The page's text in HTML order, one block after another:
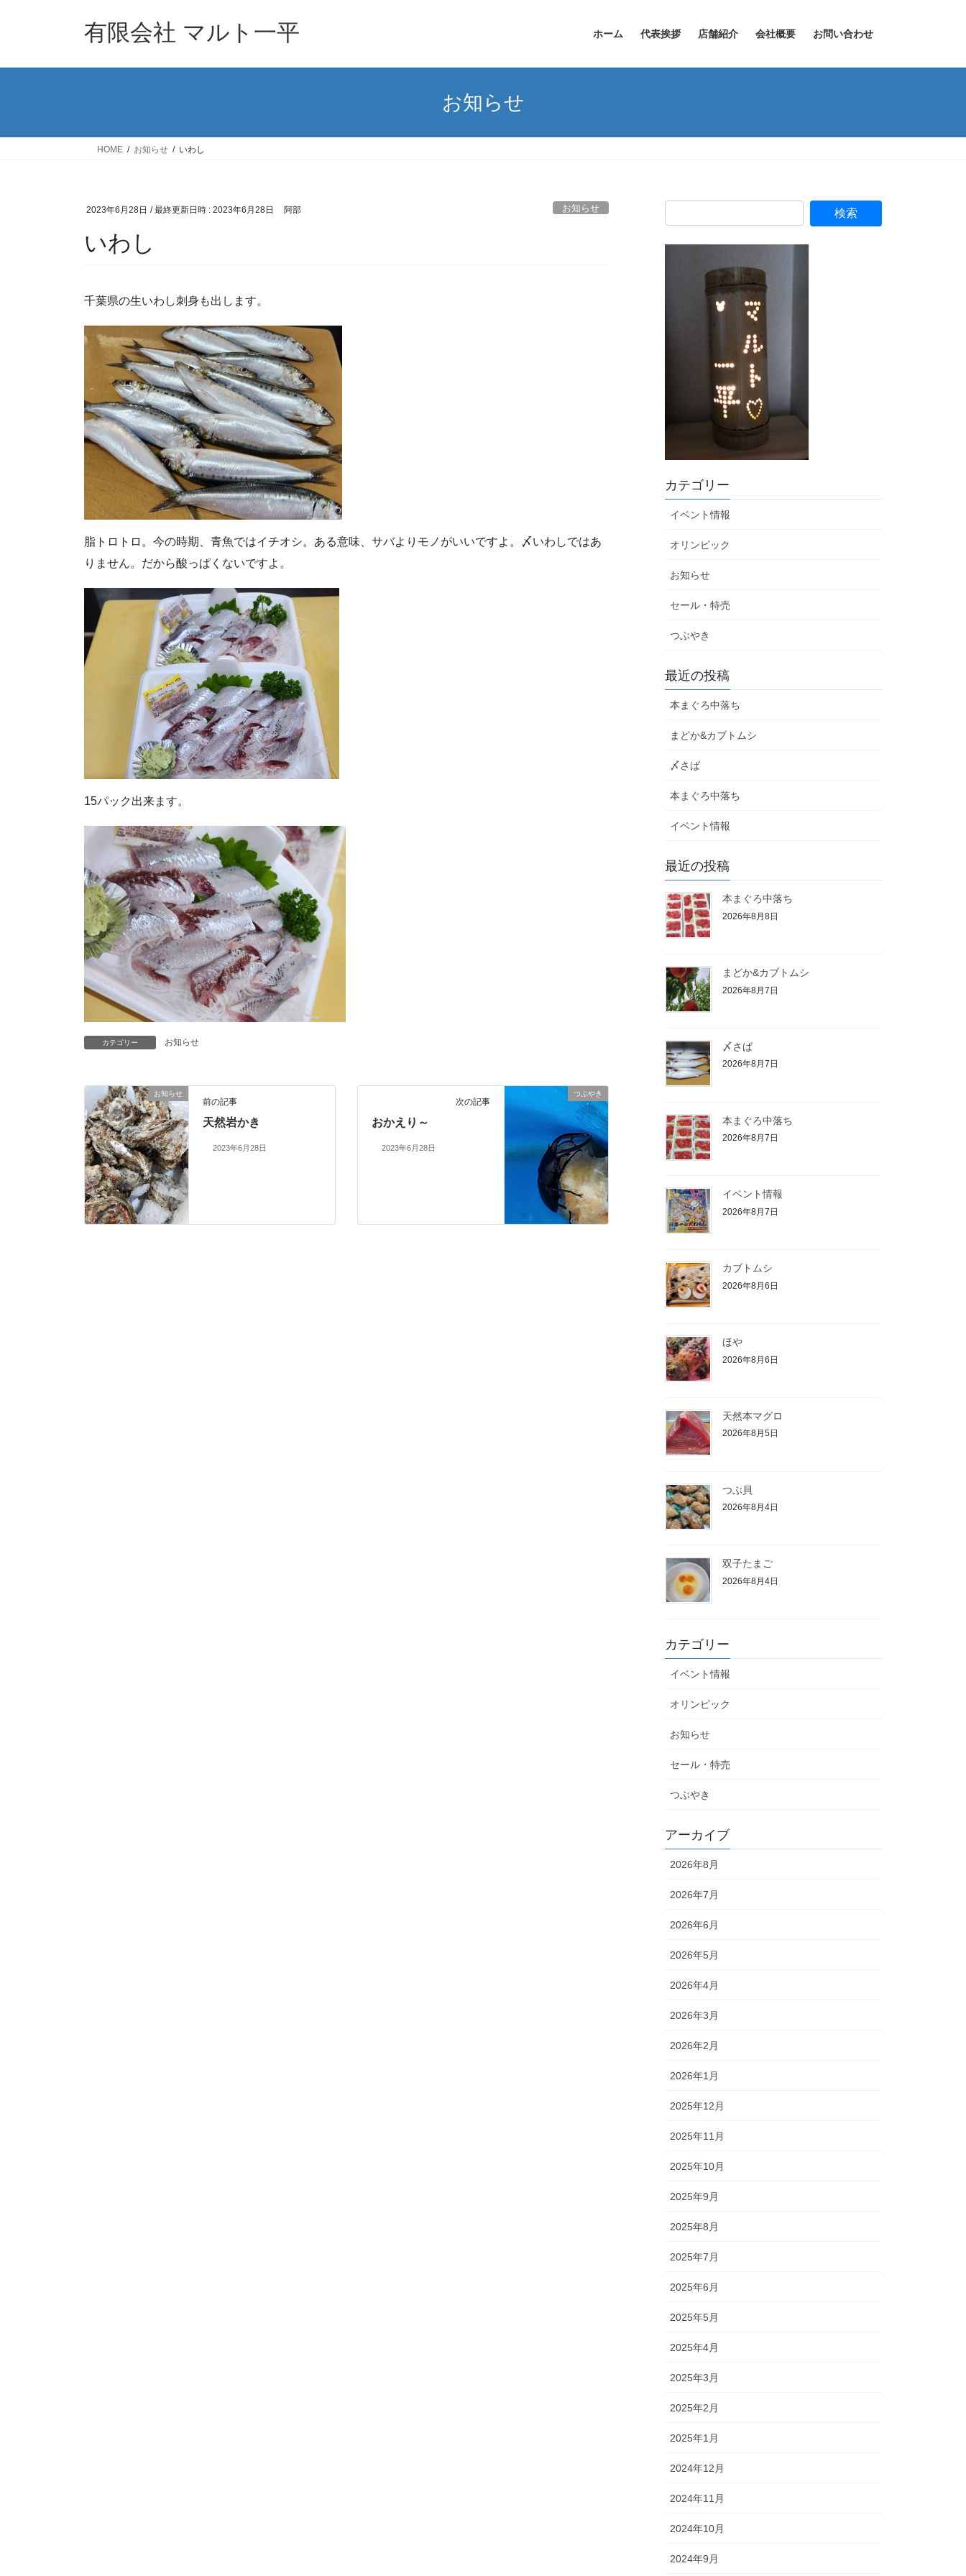
有限会社 マルト一平 ホーム 代表挨拶 店舗紹介 会社概要 お問い合わせ
お知らせ
HOME お知らせ いわし
2023年6月28日 / 最終更新日時 : 2023年6月28日 阿部 お知らせ
いわし
千葉県の生いわし刺身も出します。
脂トロトロ。今の時期、青魚ではイチオシ。ある意味、サバよりモノがいいですよ。〆いわしではあ
りません。だから酸っぱくないですよ。
15パック出来ます。
カテゴリー お知らせ
お知らせ
前の記事
天然岩かき
2023年6月28日
つぶやき
次の記事
おかえり～
2023年6月28日
カテゴリー
イベント情報
オリンピック
お知らせ
セール・特売
つぶやき
最近の投稿
本まぐろ中落ち
まどか&カブトムシ
〆さば
本まぐろ中落ち
イベント情報
最近の投稿
本まぐろ中落ち
2026年8月8日
まどか&カブトムシ
2026年8月7日
〆さば
2026年8月7日
本まぐろ中落ち
2026年8月7日
イベント情報
2026年8月7日
カブトムシ
2026年8月6日
ほや
2026年8月6日
天然本マグロ
2026年8月5日
つぶ貝
2026年8月4日
双子たまご
2026年8月4日
カテゴリー
イベント情報
オリンピック
お知らせ
セール・特売
つぶやき
アーカイブ
2026年8月
2026年7月
2026年6月
2026年5月
2026年4月
2026年3月
2026年2月
2026年1月
2025年12月
2025年11月
2025年10月
2025年9月
2025年8月
2025年7月
2025年6月
2025年5月
2025年4月
2025年3月
2025年2月
2025年1月
2024年12月
2024年11月
2024年10月
2024年9月